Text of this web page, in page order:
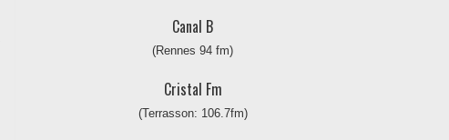
Canal B
(Rennes 94 fm)
Cristal Fm
(Terrasson: 106.7fm)